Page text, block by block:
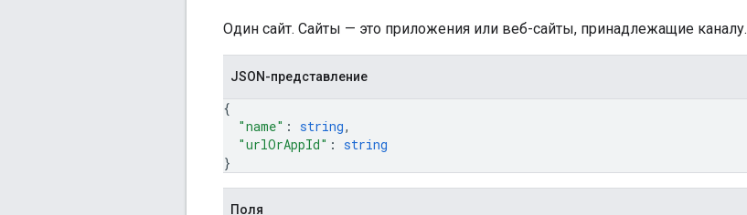
Один сайт. Сайты — это приложения или веб-сайты, принадлежащие каналу.
JSON-представление
{
"name" : string,
"urlOrAppId" : string
}
Поля